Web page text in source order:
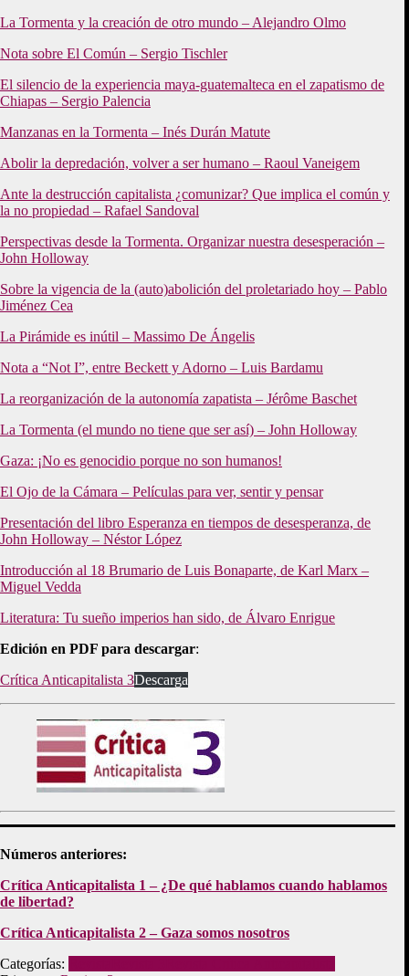
La Tormenta y la creación de otro mundo – Alejandro Olmo
Nota sobre El Común – Sergio Tischler
El silencio de la experiencia maya-guatemalteca en el zapatismo de
Chiapas – Sergio Palencia
Manzanas en la Tormenta – Inés Durán Matute
Abolir la depredación, volver a ser humano – Raoul Vaneigem
Ante la destrucción capitalista ¿comunizar? Que implica el común y
la no propiedad – Rafael Sandoval
Perspectivas desde la Tormenta. Organizar nuestra desesperación –
John Holloway
Sobre la vigencia de la (auto)abolición del proletariado hoy – Pablo
Jiménez Cea
La Pirámide es inútil – Massimo De Ángelis
Nota a “Not I”, entre Beckett y Adorno – Luis Bardamu
La reorganización de la autonomía zapatista – Jérôme Baschet
La Tormenta (el mundo no tiene que ser así) – John Holloway
Gaza: ¡No es genocidio porque no son humanos!
El Ojo de la Cámara – Películas para ver, sentir y pensar
Presentación del libro Esperanza en tiempos de desesperanza, de
John Holloway – Néstor López
Introducción al 18 Brumario de Luis Bonaparte, de Karl Marx –
Miguel Vedda
Literatura: Tu sueño imperios han sido, de Álvaro Enrigue
Edición en PDF para descargar:
Crítica Anticapitalista 3Descarga
Números anteriores:
Crítica Anticapitalista 1 – ¿De qué hablamos cuando hablamos
de libertad?
Crítica Anticapitalista 2 – Gaza somos nosotros
Categorías: